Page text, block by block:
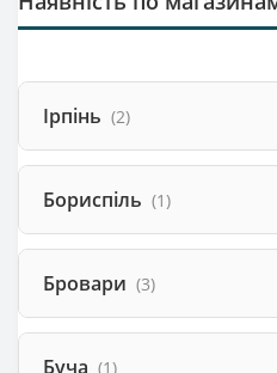
Ірпінь (2)
Бориспіль (1)
Бровари (3)
Буча (1)